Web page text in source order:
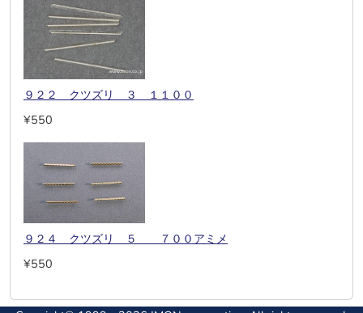
９２２ クツズリ ３ １１００
¥550
９２４ クツズリ ５ ７００アミメ
¥550